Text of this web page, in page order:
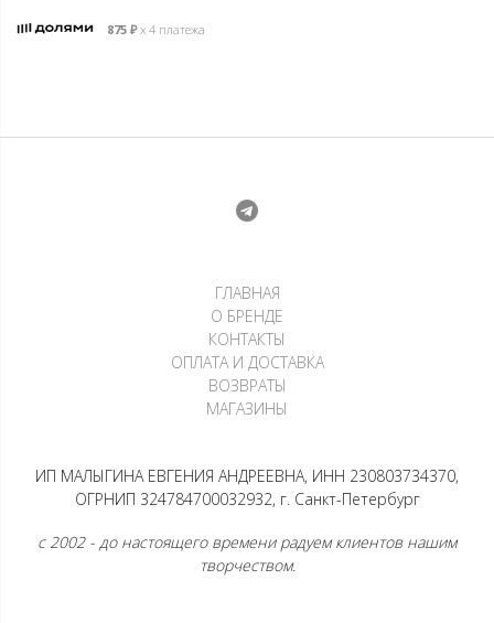
875 ₽х 4 платежа
ГЛАВНАЯ
О БРЕНДЕ
КОНТАКТЫ
ОПЛАТА И ДОСТАВКА
ВОЗВРАТЫ
МАГАЗИНЫ
ИП МАЛЫГИНА ЕВГЕНИЯ АНДРЕЕВНА, ИНН 230803734370,
ОГРНИП 324784700032932, г. Санкт-Петербург
с 2002 - до настоящего времени радуем клиентов нашим
творчеством.